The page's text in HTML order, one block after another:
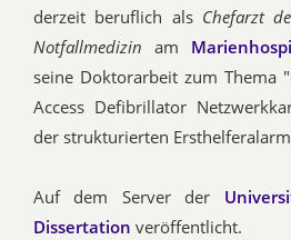
derzeit beruflich als Chefarzt
Notfallmedizin am
seine Doktorarbeit zum Thema
Access Defibrillator
der strukturierten
Auf dem Server der
Dissertation veröffentlicht.